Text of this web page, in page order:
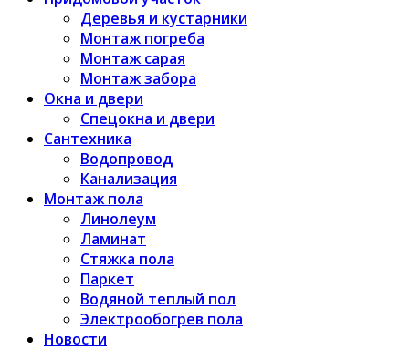
Деревья и кустарники
Монтаж погреба
Монтаж сарая
Монтаж забора
Окна и двери
Спецокна и двери
Сантехника
Водопровод
Канализация
Монтаж пола
Линолеум
Ламинат
Стяжка пола
Паркет
Водяной теплый пол
Электрообогрев пола
Новости